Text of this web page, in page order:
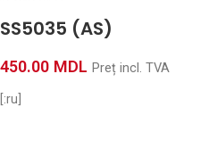
SS5035 (AS)
450.00 MDL Preț incl. TVA
[:ru]